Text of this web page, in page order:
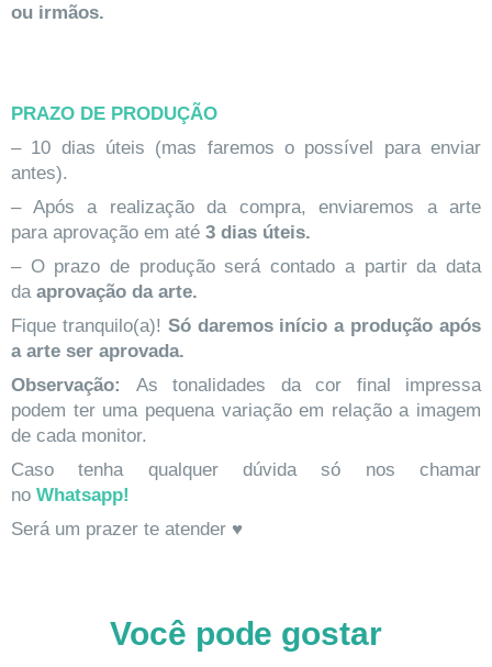
ou irmãos.
PRAZO DE PRODUÇÃO
– 10 dias úteis (mas faremos o possível para enviar
antes).
– Após a realização da compra, enviaremos a arte
para aprovação em até 3 dias úteis.
– O prazo de produção será contado a partir da data
da aprovação da arte.
Fique tranquilo(a)! Só daremos início a produção após
a arte ser aprovada.
Observação:
As tonalidades da cor final impressa
podem ter uma pequena variação em relação a imagem
de cada monitor.
Caso tenha qualquer dúvida só nos chamar
no Whatsapp!
Será um prazer te atender ♥
Você pode gostar